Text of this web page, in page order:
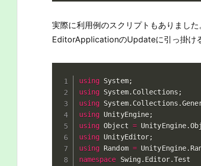
実際に利用例のスクリプトもありまし
EditorApplicationのUpdateに引っ掛け
using System;
using System. Collections ;
using System. Collections .
using UnityEngine;
using Object = UnityEngine.
using UnityEditor;
using Random = UnityEngine.
namespace Swing. Editor.